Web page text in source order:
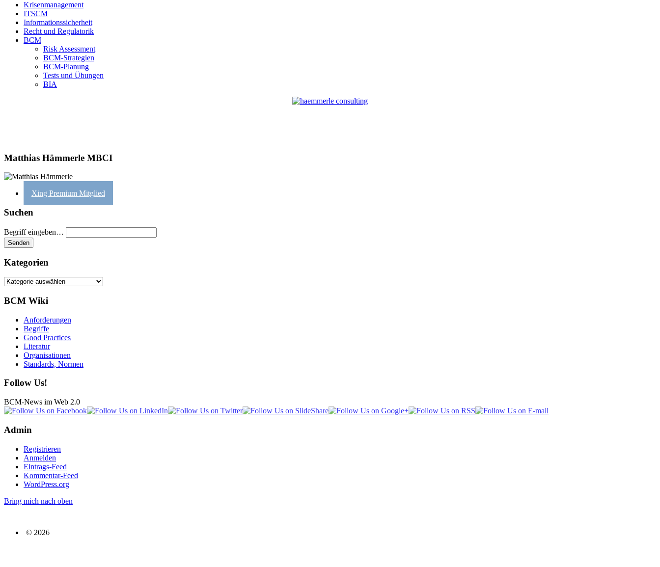
Krisenmanagement
ITSCM
Informationssicherheit
Recht und Regulatorik
BCM
Risk Assessment
BCM-Strategien
BCM-Planung
Tests und Übungen
BIA
Matthias Hämmerle MBCI
Xing Premium Mitglied
Suchen
Begriff eingeben…
Kategorien
Kategorien
BCM Wiki
Anforderungen
Begriffe
Good Practices
Literatur
Organisationen
Standards, Normen
Follow Us!
BCM-News im Web 2.0
Admin
Registrieren
Anmelden
Eintrags-Feed
Kommentar-Feed
WordPress.org
Bring mich nach oben
© 2026